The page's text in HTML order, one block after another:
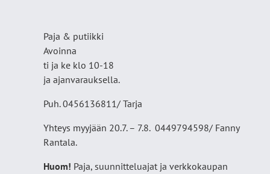
Paja & putiikki
Avoinna
ti ja ke klo 10-18
ja ajanvarauksella.
Puh. 0456136811/ Tarja
Yhteys myyjään 20.7. – 7.8. 0449794598/ Fanny
Rantala.
Huom! Paja, suunnitteluajat ja verkkokaupan